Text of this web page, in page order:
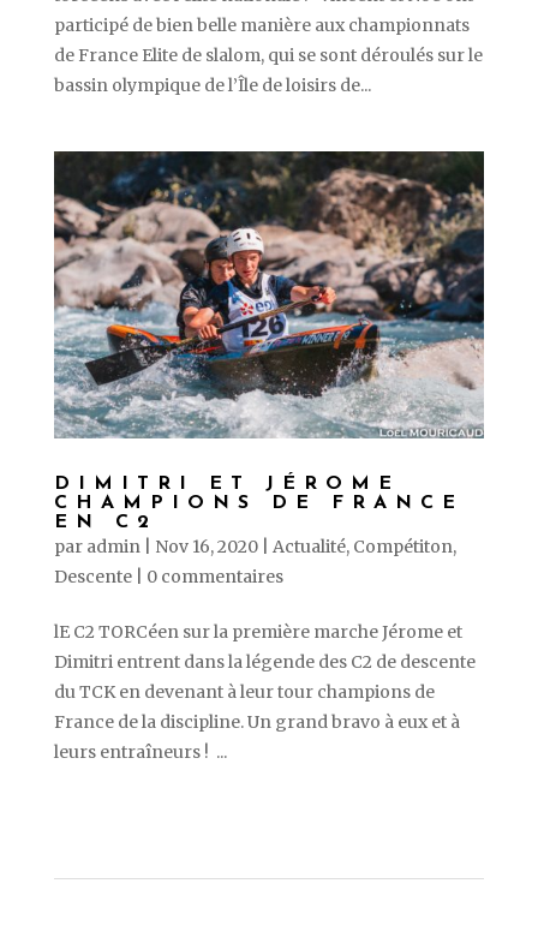
participé de bien belle manière aux championnats
de France Elite de slalom, qui se sont déroulés sur le
bassin olympique de l’Île de loisirs de...
DIMITRI ET JÉROME
CHAMPIONS DE FRANCE
EN C2
par admin| Nov 16, 2020| Actualité, Compétiton,
Descente| 0 commentaires
lE C2 TORCéen sur la première marche Jérome et
Dimitri entrent dans la légende des C2 de descente
du TCK en devenant à leur tour champions de
France de la discipline. Un grand bravo à eux et à
leurs entraîneurs ! ...